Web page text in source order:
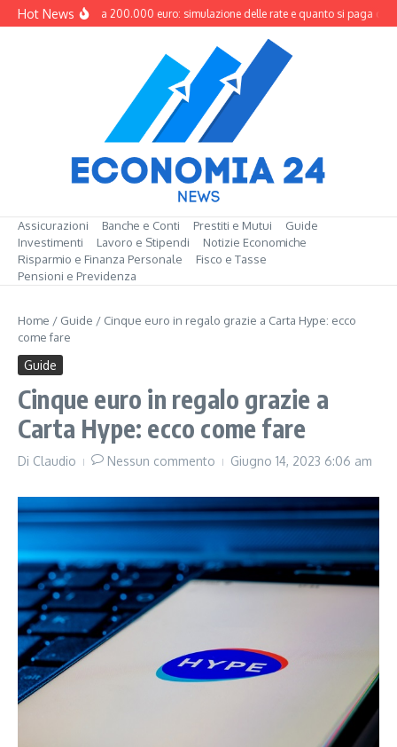
Salta al contenuto
Hot NewsMutuo da 200.000 euro: simulazione delle rate e quanto si paga
Assicurazioni Banche e Conti Prestiti e Mutui
Guide
Investimenti
Lavoro e Stipendi
Notizie Economiche
Risparmio e Finanza Personale
Fisco e Tasse
Pensioni e Previdenza
Home / Guide / Cinque euro in regalo grazie a Carta Hype: ecco
come fare
Guide
Cinque euro in regalo grazie a
Carta Hype: ecco come fare
Di Claudio Nessun commento Giugno 14, 2023 6:06 am